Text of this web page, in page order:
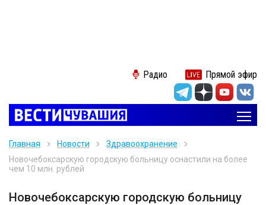
Радио Прямой эфир
Главная Новости
Здравоохранение
Новочебоксарскую городскую больницу оснастили на более
чем 10 млн. рублей
Новочебоксарскую городскую больницу